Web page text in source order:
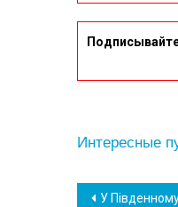
Интересные
У Південному відбулося урочисте